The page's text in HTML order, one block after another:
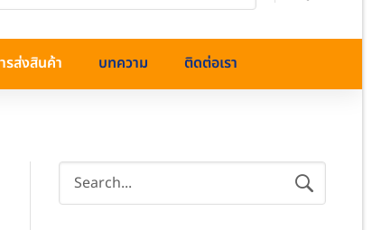
ส่งสินค้า บทความ ติดต่อเรา